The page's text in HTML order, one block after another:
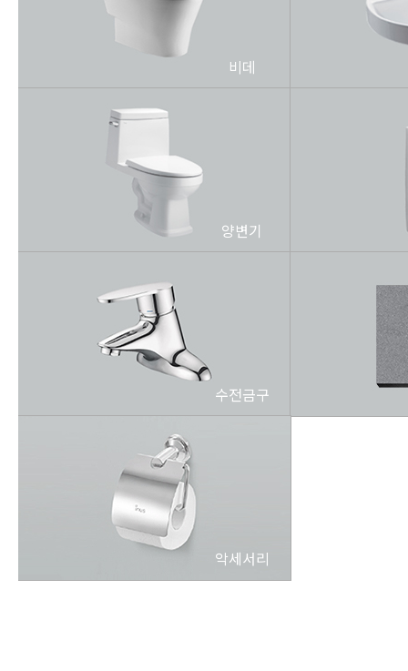
비데
양변기
수전금구
악세서리